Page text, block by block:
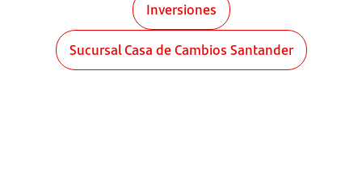
Inversiones
Sucursal Casa de Cambios Santander